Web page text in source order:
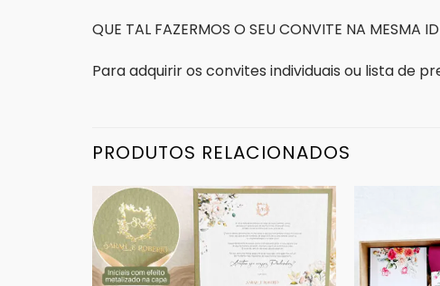
QUE TAL FAZERMOS O SEU CONVITE NA MESMA
Para adquirir os convites individuais ou lista de
PRODUTOS RELACIONADOS